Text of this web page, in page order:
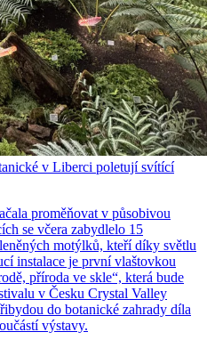
v Liberci poletují svítící
proměňovat v působivou
se včera zabydlelo 15
motýlků, kteří díky světlu
instalace je první vlaštovkou
příroda ve skle“, která bude
v Česku Crystal Valley
do botanické zahrady díla
výstavy.